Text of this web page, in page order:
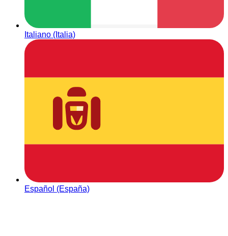
Italiano (Italia)
Español (España)